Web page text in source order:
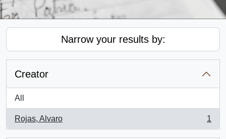
Narrow your results by:
Creator
All
Rojas, Alvaro
, 1 results
1